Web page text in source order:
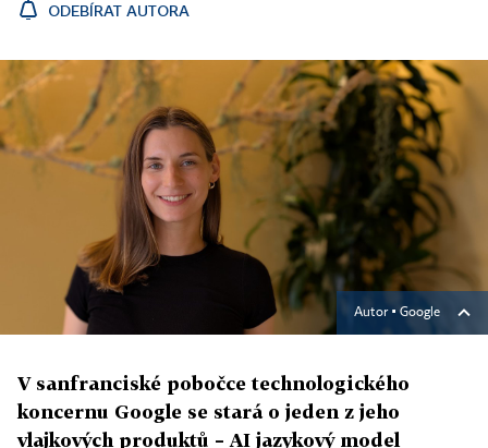
ODEBÍRAT AUTORA
Autor ▪Google
V sanfranciské pobočce technologického
koncernu Google se stará o jeden z jeho
vlajkových produktů – AI jazykový model